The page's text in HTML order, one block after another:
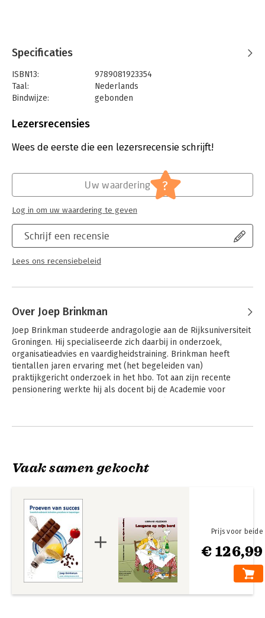
Specificaties
ISBN13:
9789081923354
Taal:
Nederlands
Bindwijze:
gebonden
Uitgever:
Verschijningsdatum:
1-7-2020
Lezersrecensies
Wees de eerste die een lezersrecensie schrijft!
Schrijf een recensie
Lees ons recensiebeleid
Uw waardering ?
Log in om uw waardering te geven
Over Joep Brinkman
Joep Brinkman studeerde andragologie aan de Rijksuniversiteit
Groningen. Hij specialiseerde zich daarbij in onderzoek,
organisatieadvies en vaardigheidstraining. Brinkman heeft
tientallen jaren ervaring met (het begeleiden van)
praktijkgericht onderzoek in het hbo. Tot aan zijn recente
pensionering werkte hij als docent bij de Academie voor
adviseert bedrijven vanuit zijn eigen adviesbureau.
Andere boeken door Joep
voor sociaal werk
Vaak samen gekocht
€ 126,99
Prijs voor beide